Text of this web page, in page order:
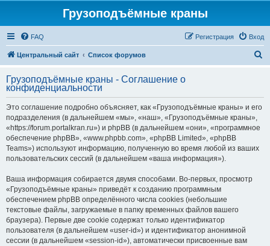
Грузоподъёмные краны
FAQ Вход
Регистрация
Центральный сайт Список форумов
с
Грузоподъёмные краны - Соглашение о
конфиденциальности
Это соглашение подробно объясняет, как «Грузоподъёмные краны» и его
подразделения (в дальнейшем «мы», «наш», «Грузоподъёмные краны»,
«https://forum.portalkran.ru») и phpBB (в дальнейшем «они», «программное
обеспечение phpBB», «www.phpbb.com», «phpBB Limited», «phpBB
Teams») используют информацию, полученную во время любой из ваших
пользовательских сессий (в дальнейшем «ваша информация»).
Ваша информация собирается двумя способами. Во-первых, просмотр
«Грузоподъёмные краны» приведёт к созданию программным
обеспечением phpBB определённого числа cookies (небольшие
текстовые файлы, загружаемые в папку временных файлов вашего
браузера). Первые две cookie содержат только идентификатор
пользователя (в дальнейшем «user-id») и идентификатор анонимной
сессии (в дальнейшем «session-id»), автоматически присвоенные вам